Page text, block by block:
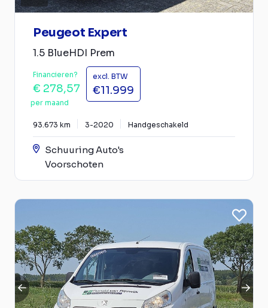
Peugeot Expert
1.5 BlueHDI Prem
Financieren?
€ 278,57
per maand
excl. BTW
€11.999
93.673 km 3-2020 Handgeschakeld
Schuuring Auto's
Voorschoten